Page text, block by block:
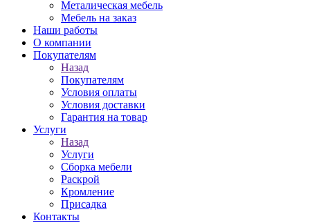
Металическая мебель
Мебель на заказ
Наши работы
О компании
Покупателям
Назад
Покупателям
Условия оплаты
Условия доставки
Гарантия на товар
Услуги
Назад
Услуги
Сборка мебели
Раскрой
Кромление
Присадка
Контакты